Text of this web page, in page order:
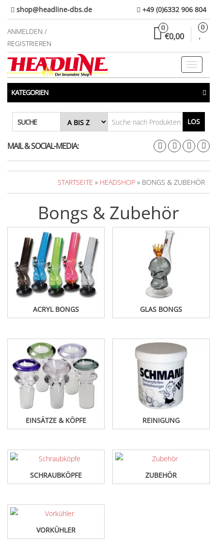
Direkt
zum
Inhalt
shop@headline-dbs.de +49 (0)6332 906 804
ANMELDEN /
REGISTRIEREN
0
€0,00
0
Toggle
KATEGORIEN
SUCHE LOS
MAIL & SOCIAL-MEDIA:
STARTSEITE » HEADSHOP » BONGS & ZUBEHÖR
Bongs & Zubehör
ACRYL BONGS GLAS BONGS
EINSÄTZE & KÖPFE REINIGUNG
SCHRAUBKÖPFE ZUBEHÖR
VORKÜHLER